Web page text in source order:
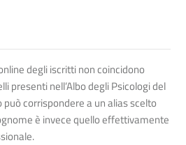
degli iscritti non coincidono
presenti nell’Albo degli Psicologi del
corrispondere a un alias scelto
è invece quello effettivamente